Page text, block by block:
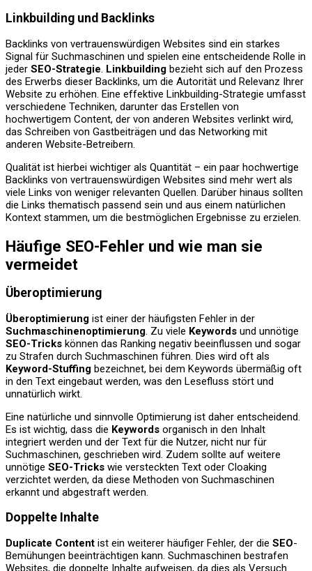
Linkbuilding und Backlinks
Backlinks von vertrauenswürdigen Websites sind ein starkes
Signal für Suchmaschinen und spielen eine entscheidende Rolle in
jeder SEO-Strategie. Linkbuilding bezieht sich auf den Prozess
des Erwerbs dieser Backlinks, um die Autorität und Relevanz Ihrer
Website zu erhöhen. Eine effektive Linkbuilding-Strategie umfasst
verschiedene Techniken, darunter das Erstellen von
hochwertigem Content, der von anderen Websites verlinkt wird,
das Schreiben von Gastbeiträgen und das Networking mit
anderen Website-Betreibern.
Qualität ist hierbei wichtiger als Quantität – ein paar hochwertige
Backlinks von vertrauenswürdigen Websites sind mehr wert als
viele Links von weniger relevanten Quellen. Darüber hinaus sollten
die Links thematisch passend sein und aus einem natürlichen
Kontext stammen, um die bestmöglichen Ergebnisse zu erzielen.
Häufige SEO-Fehler und wie man sie
vermeidet
Überoptimierung
Überoptimierung ist einer der häufigsten Fehler in der
Suchmaschinenoptimierung. Zu viele Keywords und unnötige
SEO-Tricks können das Ranking negativ beeinflussen und sogar
zu Strafen durch Suchmaschinen führen. Dies wird oft als
Keyword-Stuffing bezeichnet, bei dem Keywords übermäßig oft
in den Text eingebaut werden, was den Lesefluss stört und
unnatürlich wirkt.
Eine natürliche und sinnvolle Optimierung ist daher entscheidend.
Es ist wichtig, dass die Keywords organisch in den Inhalt
integriert werden und der Text für die Nutzer, nicht nur für
Suchmaschinen, geschrieben wird. Zudem sollte auf weitere
unnötige SEO-Tricks wie versteckten Text oder Cloaking
verzichtet werden, da diese Methoden von Suchmaschinen
erkannt und abgestraft werden.
Doppelte Inhalte
Duplicate Content ist ein weiterer häufiger Fehler, der die SEO-
Bemühungen beeinträchtigen kann. Suchmaschinen bestrafen
Websites, die doppelte Inhalte aufweisen, da dies als Versuch